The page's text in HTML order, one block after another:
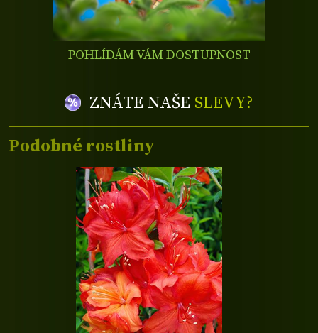
POHLÍDÁM VÁM DOSTUPNOST
ZNÁTE NAŠE SLEVY?
Podobné rostliny